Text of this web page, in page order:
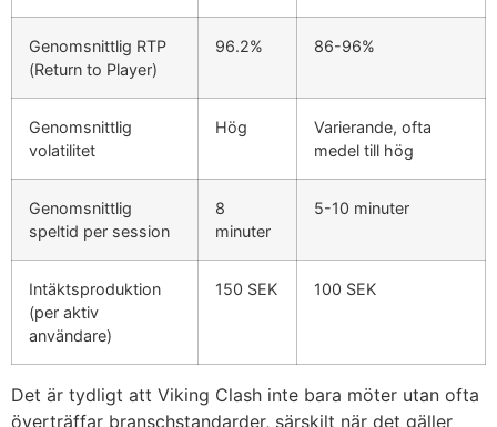
Genomsnittlig RTP
(Return to Player)
96.2% 86-96%
Genomsnittlig
volatilitet
Hög
Varierande, ofta
medel till hög
Genomsnittlig
speltid per session
8
minuter
5-10 minuter
Intäktsproduktion
(per aktiv
användare)
150 SEK 100 SEK
Det är tydligt att Viking Clash inte bara möter utan ofta
överträffar branschstandarder, särskilt när det gäller